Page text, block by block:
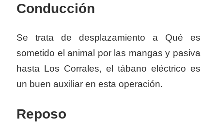
Conducción
Se trata de desplazamiento a Qué es
sometido el animal por las mangas y pasiva
hasta Los Corrales, el tábano eléctrico es
un buen auxiliar en esta operación.
Reposo